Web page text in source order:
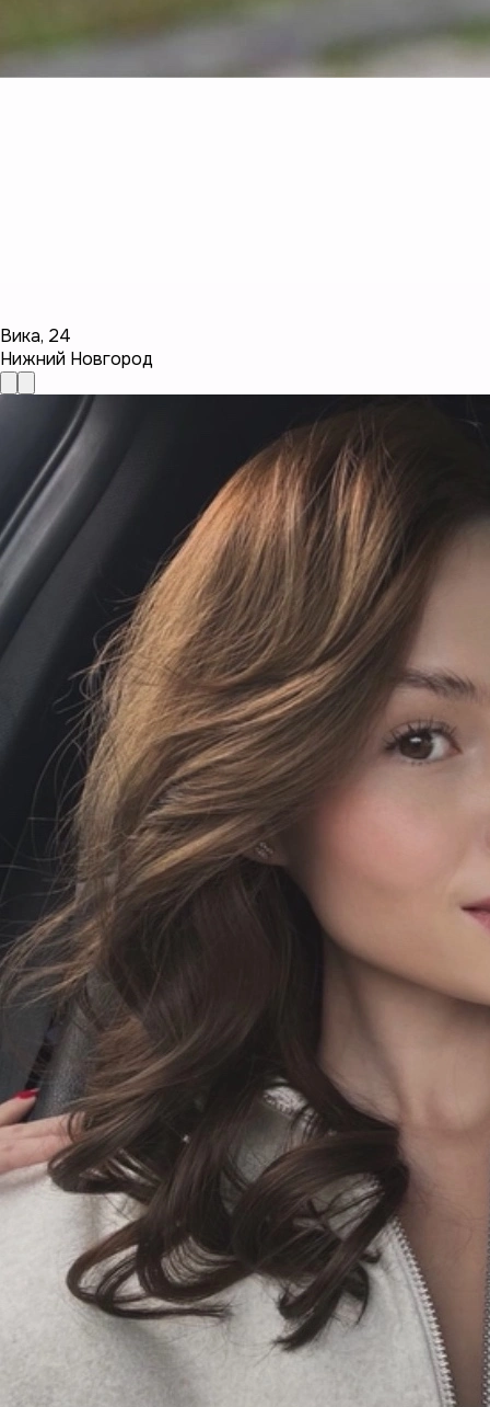
Вика, 24
Нижний Новгород